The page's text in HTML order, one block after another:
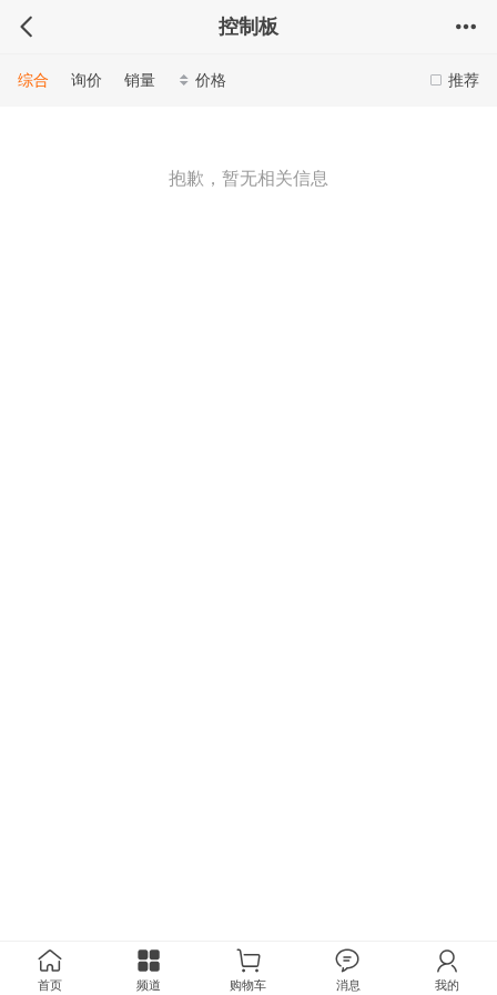
控制板
推荐
综合 询价 销量 价格
抱歉，暂无相关信息
首页 频道 购物车 消息 我的